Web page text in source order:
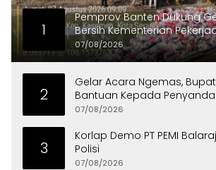
1
Pemprov Banten Dukung
Bersih Kementerian
07/08/2026
2
Gelar Acara Ngemas,
Bantuan Kepada
07/08/2026
3
Korlap Demo PT PEMI
Polisi
07/08/2026